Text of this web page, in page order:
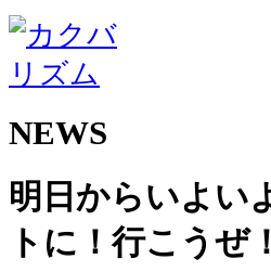
NEWS
明日からいよい
トに！行こうぜ！